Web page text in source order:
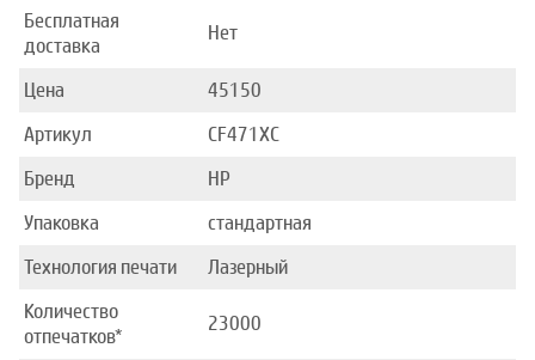
Бесплатная
доставка
Нет
Цена
45150
Артикул
CF471XC
Бренд
HP
Упаковка
стандартная
Технология печати
Лазерный
Количество
отпечатков*
23000